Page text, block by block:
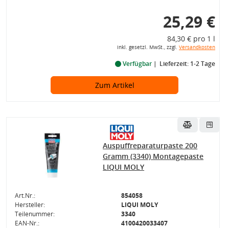
25,29 €
84,30 € pro 1 l
inkl. gesetzl. MwSt., zzgl. Versandkosten
Verfügbar Lieferzeit: 1-2 Tage
Zum Artikel
Auspuffreparaturpaste 200
Gramm (3340) Montagepaste
LIQUI MOLY
Art.Nr.:
854058
Hersteller:
LIQUI MOLY
Teilenummer:
3340
EAN-Nr.:
4100420033407